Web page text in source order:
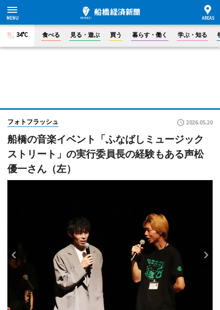
34°C 食べる 見る・遊ぶ 買う 暮らす・働く 学ぶ・知る
フォトフラッシュ 2026.05.20
船橋の音楽イベント「ふなばしミュージック
ストリート」の実行委員長の経験もある声松
優一さん（左）